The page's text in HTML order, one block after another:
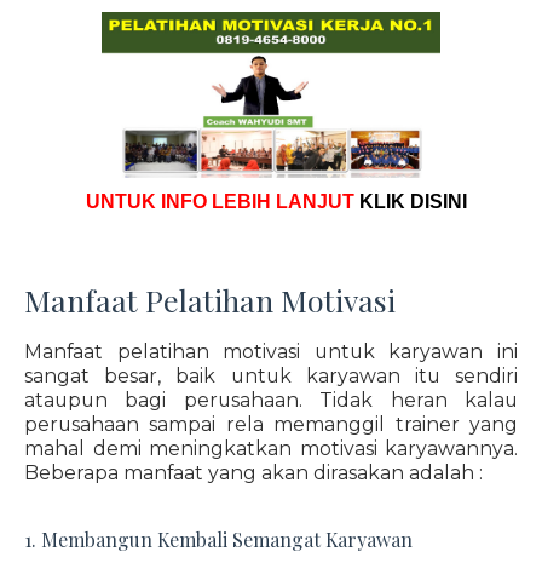
UNTUK INFO LEBIH LANJUT KLIK DISINI
Manfaat Pelatihan Motivasi
Manfaat pelatihan motivasi untuk karyawan ini
sangat besar, baik untuk karyawan itu sendiri
ataupun bagi perusahaan. Tidak heran kalau
perusahaan sampai rela memanggil trainer yang
mahal demi meningkatkan motivasi karyawannya.
Beberapa manfaat yang akan dirasakan adalah :
1. Membangun Kembali Semangat Karyawan